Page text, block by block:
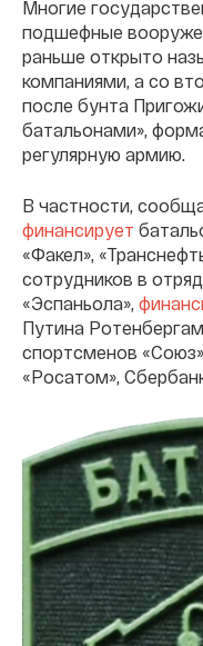
Многие
подшефные
раньше открыто
компаниями, а со
после бунта
батальонами»,
регулярную армию.
В частности,
финансирует
«Факел»,
сотрудников в
«Эспаньола»,
Путина
спортсменов
«Росатом»,